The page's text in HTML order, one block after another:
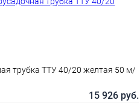
трубка ТТУ 40/20 желтая 50 м/
15 926 руб.